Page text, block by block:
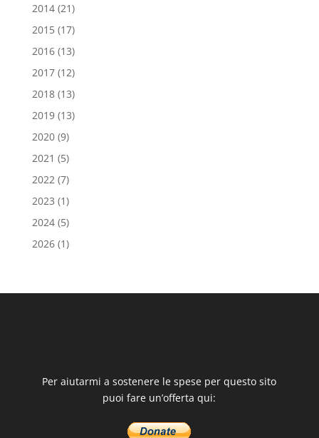
2014(21)
2015(17)
2016(13)
2017(12)
2018(13)
2019(13)
2020(9)
2021 (5)
2022 (7)
2023 (1)
2024(5)
2026(1)
Per aiutarmi a sostenere le spese per questo sito
puoi fare un’offerta qui: